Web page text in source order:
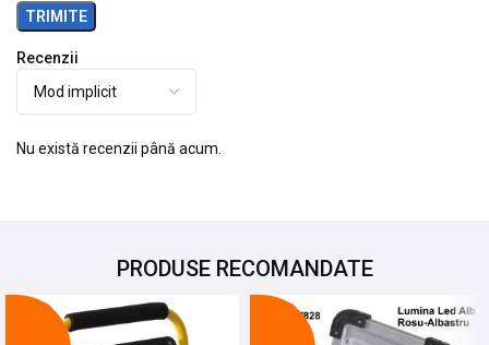
Recenzii
Nu există recenzii până acum.
PRODUSE RECOMANDATE